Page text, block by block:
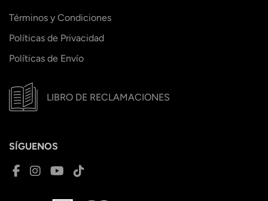
Términos y Condiciones
Políticas de Privacidad
Políticas de Envío
LIBRO DE RECLAMACIONES
SÍGUENOS